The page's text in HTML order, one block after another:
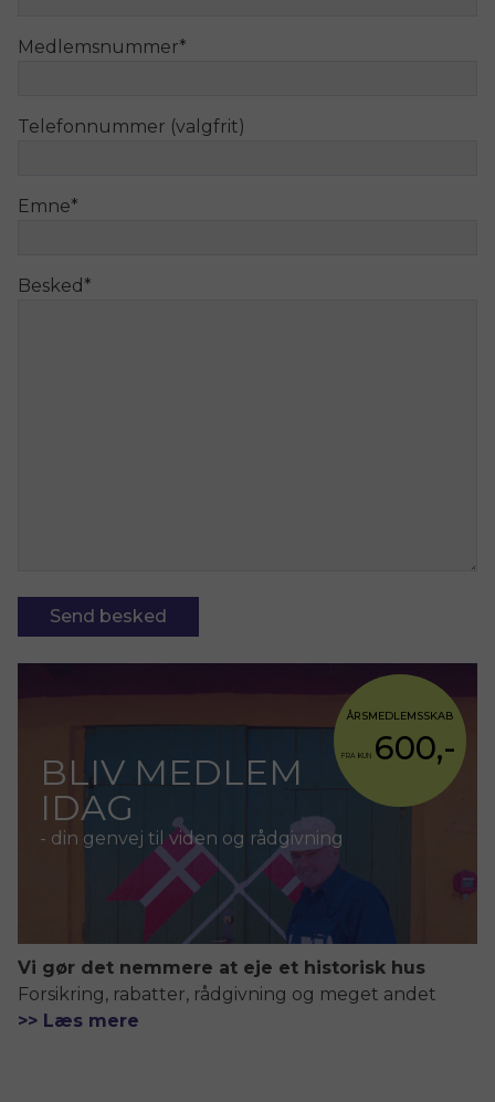
Medlemsnummer*
Telefonnummer (valgfrit)
Emne*
Besked *
BLIV MEDLEM
IDAG
- din genvej til viden og rådgivning
ÅRSMEDLEMSSKAB
FRA KUN 600,-
Vi gør det nemmere at eje et historisk hus
Forsikring, rabatter, rådgivning og meget andet
>> Læs mere